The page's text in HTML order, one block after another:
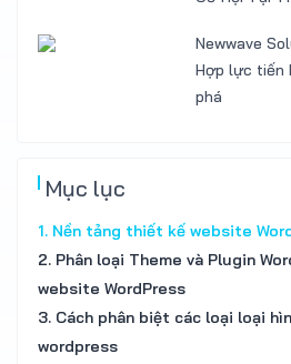
Newwave
Hợp lực tiến
phá
Mục lục
1. Nền tảng thiết kế website
2. Phân loại Theme và Plugin
website WordPress
3. Cách phân biệt các loại loại
wordpress